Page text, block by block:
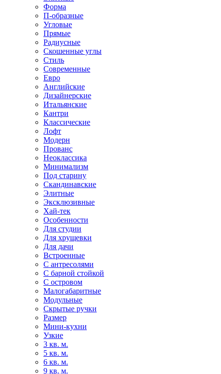
Форма
П-образные
Угловые
Прямые
Радиусные
Скошенные углы
Стиль
Современные
Евро
Английские
Дизайнерские
Итальянские
Кантри
Классические
Лофт
Модерн
Прованс
Неоклассика
Минимализм
Под старину
Скандинавские
Элитные
Эксклюзивные
Хай-тек
Особенности
Для студии
Для хрущевки
Для дачи
Встроенные
С антресолями
С барной стойкой
С островом
Малогабаритные
Модульные
Скрытые ручки
Размер
Мини-кухни
Узкие
3 кв. м.
5 кв. м.
6 кв. м.
9 кв. м.